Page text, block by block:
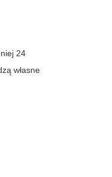
24
własne